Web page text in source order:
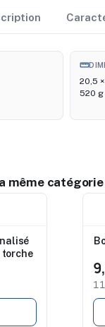
straighten
20,5
520 g
même catégorie
torche